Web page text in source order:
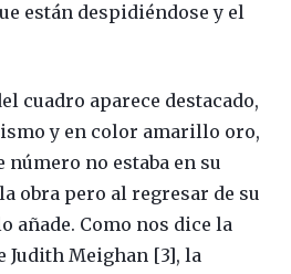
están despidiéndose y el
cuadro aparece destacado,
y en color amarillo oro,
número no estaba en su
obra pero al regresar de su
añade. Como nos dice la
Meighan [3], la